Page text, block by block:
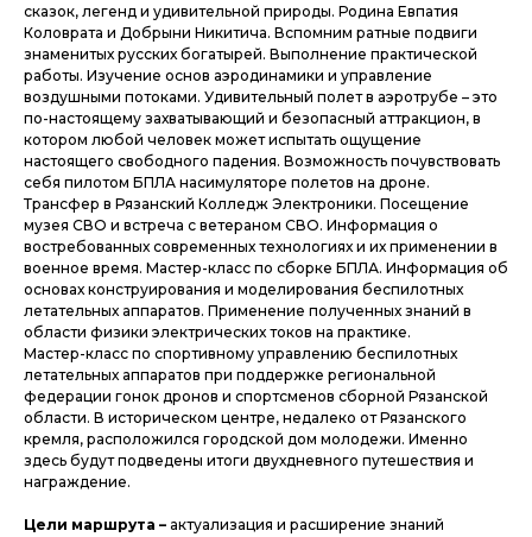
сказок, легенд и удивительной природы. Родина Евпатия
Коловрата и Добрыни Никитича. Вспомним ратные подвиги
знаменитых русских богатырей. Выполнение практической
работы. Изучение основ аэродинамики и управление
воздушными потоками. Удивительный полет в аэротрубе – это
по-настоящему захватывающий и безопасный аттракцион, в
котором любой человек может испытать ощущение
настоящего свободного падения. Возможность почувствовать
себя пилотом БПЛА насимуляторе полетов на дроне.
Трансфер в Рязанский Колледж Электроники. Посещение
музея СВО и встреча с ветераном СВО. Информация о
востребованных современных технологиях и их применении в
военное время. Мастер-класс по сборке БПЛА. Информация об
основах конструирования и моделирования беспилотных
летательных аппаратов. Применение полученных знаний в
области физики электрических токов на практике.
Мастер-класс по спортивному управлению беспилотных
летательных аппаратов при поддержке региональной
федерации гонок дронов и спортсменов сборной Рязанской
области. В историческом центре, недалеко от Рязанского
кремля, расположился городской дом молодежи. Именно
здесь будут подведены итоги двухдневного путешествия и
награждение.
Цели маршрута – актуализация и расширение знаний